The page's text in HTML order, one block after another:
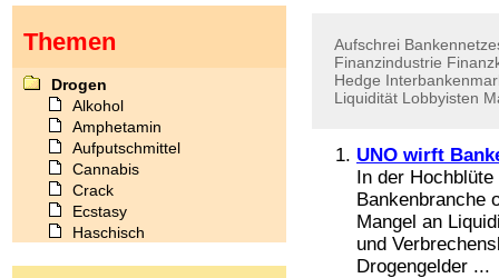
Aufschrei
Finanzindustrie
Hedge
Liquidität Lobbyisten
UNO wirft
In der
Bankenbranche
Mangel an
und
Drogengelder ...
Themen
Drogen
Alkohol
Amphetamin
Aufputschmittel
Cannabis
Crack
Ecstasy
Haschisch